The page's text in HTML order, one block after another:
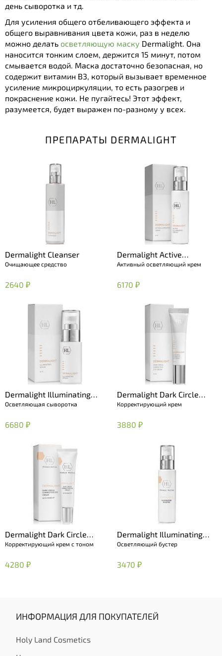
день сыворотка и тд.
Для усиления общего отбеливающего эффекта и
общего выравнивания цвета кожи, раз в неделю
можно делать осветляющую маску Dermalight. Она
наносится тонким слоем, держится 15 минут, потом
смывается водой. Маска достаточно безопасная, но
содержит витамин В3, который вызывает временное
усиление микроциркуляции, то есть разогрев и
покраснение кожи. Не пугайтесь! Этот эффект,
разумеется, будет выражен по-разному у всех.
ПРЕПАРАТЫ DERMALIGHT
Dermalight Cleanser
Очищающее средство
2640 ₽
Dermalight Active
Illuminating Cream
Активный осветляющий крем
6170 ₽
Dermalight Illuminating
Serum
Осветляющая сыворотка
6680 ₽
Dermalight Dark Circle
Corrective Eye Cream
Корректирующий крем
3880 ₽
Dermalight Dark Circle
Corrective Eye Cream with
Корректирующий крем с тоном
4280 ₽
Dermalight Illuminating
Booster
Осветляющий бустер
3470 ₽
ИНФОРМАЦИЯ ДЛЯ ПОКУПАТЕЛЕЙ
Holy Land Cosmetics